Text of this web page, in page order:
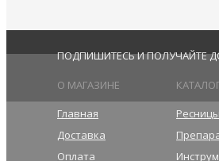
ПОДПИШИТЕСЬ И ПОЛУЧАЙТЕ
О МАГАЗИНЕ
Главная
Доставка
Оплата
Ресницы